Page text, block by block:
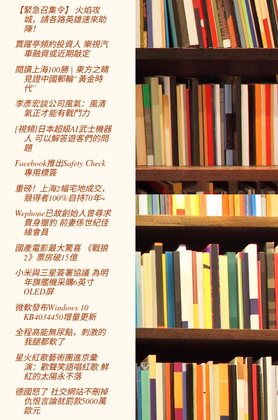
【緊急召集令】 火焰攻
城，請各路英雄速來助
陣！
賈躍亭頻約投資人 樂視汽
車融資或近期敲定
閱讀上海100勝 | 東方之睛
見證中國郵輪“黃金時
代”
李彥宏談公司風氣：風清
氣正才能有戰鬥力
[視頻]日本超級AI武士機器
人 可以解答遊客們的問
題
Facebook推出Safety Check
專用標簽
重磅！上海2幅宅地成交，
競得者100%自持70年~
Wephone已故創始人曾尋求
賣身獵豹 前妻係世紀佳
緣會員
國產電影最大驚喜 《戰狼
2》票房破15億
小米與三星簽署協議 為明
年旗艦機采購6英寸
OLED屏
微軟發布Windows 10
KB4034450增量更新
全程高能無尿點，刺激的
我腿都軟了
星火紅歌藝術團進京彙
演：歡聲笑語唱紅歌 鮮
紅的太陽永不落
德國怒了 社交網站不刪掉
仇恨言論就罰款5000萬
歐元